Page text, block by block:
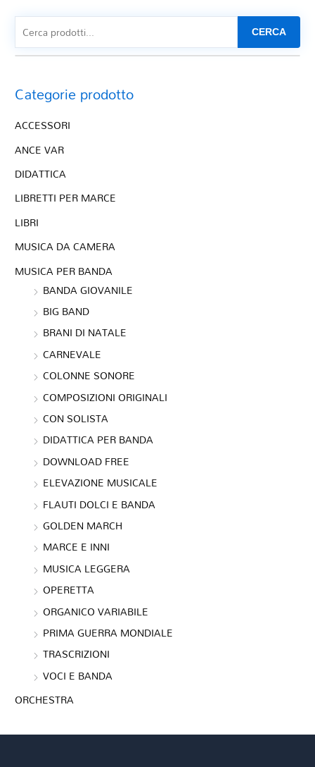
CERCA
Categorie prodotto
ACCESSORI
ANCE VAR
DIDATTICA
LIBRETTI PER MARCE
LIBRI
MUSICA DA CAMERA
MUSICA PER BANDA
BANDA GIOVANILE
BIG BAND
BRANI DI NATALE
CARNEVALE
COLONNE SONORE
COMPOSIZIONI ORIGINALI
CON SOLISTA
DIDATTICA PER BANDA
DOWNLOAD FREE
ELEVAZIONE MUSICALE
FLAUTI DOLCI E BANDA
GOLDEN MARCH
MARCE E INNI
MUSICA LEGGERA
OPERETTA
ORGANICO VARIABILE
PRIMA GUERRA MONDIALE
TRASCRIZIONI
VOCI E BANDA
ORCHESTRA